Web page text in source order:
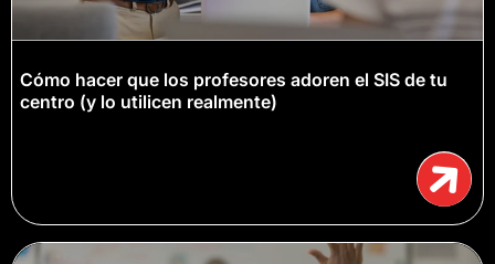
Cómo hacer que los profesores adoren el SIS de tu
centro (y lo utilicen realmente)